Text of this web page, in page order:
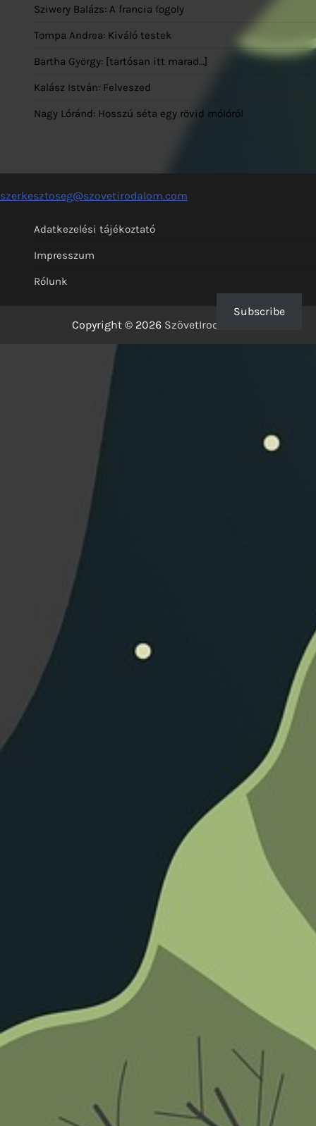
Sziwery Balázs: A francia fogoly
Tompa Andrea: Kiváló testek
Bartha György: [tartósan itt marad…]
Kalász István: Felveszed
Nagy Lóránd: Hosszú séta egy rövid mólóról
szerkesztoseg@szovetirodalom.com
Adatkezelési tájékoztató
Impresszum
Rólunk
Copyright © 2026 SzövetIrodalom
Subscribe